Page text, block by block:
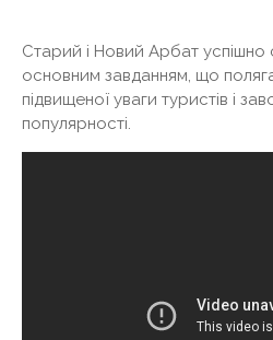
Старий і Новий Арбат успішно
основним завданням, що
підвищеної уваги туристів і
популярності.